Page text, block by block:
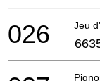
Jeu
026